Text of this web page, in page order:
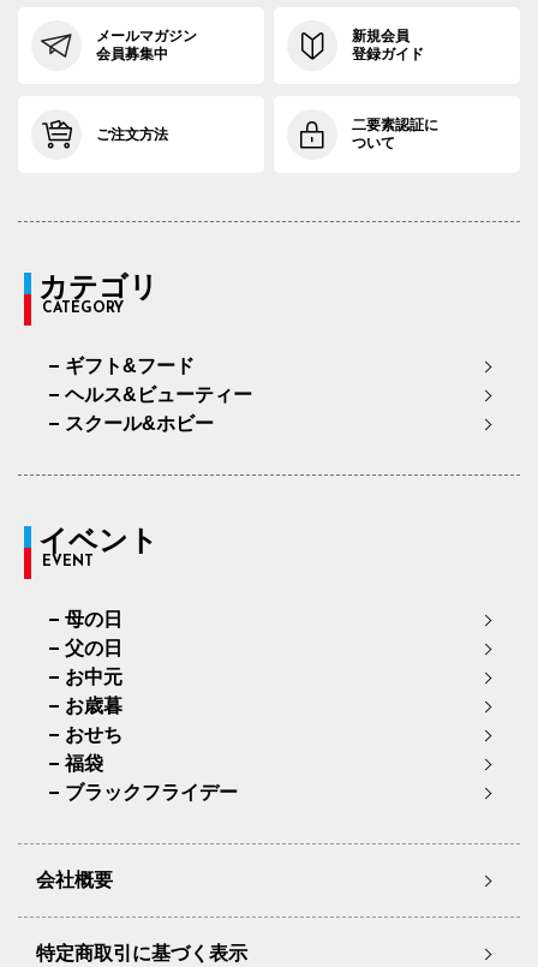
メールマガジン
会員募集中
新規会員
登録ガイド
ご注文方法
二要素認証に
ついて
カテゴリ
CATEGORY
ギフト&フード
ヘルス&ビューティー
スクール&ホビー
イベント
EVENT
母の日
父の日
お中元
お歳暮
おせち
福袋
ブラックフライデー
会社概要
特定商取引に基づく表示